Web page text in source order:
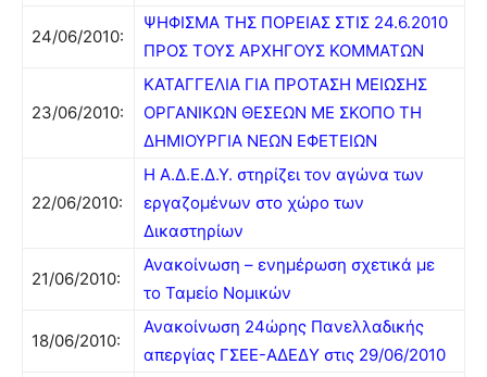
24/06/2010:
ΨΗΦΙΣΜΑ ΤΗΣ ΠΟΡΕΙΑΣ ΣΤΙΣ 24.6.2010
ΠΡΟΣ ΤΟΥΣ ΑΡΧΗΓΟΥΣ ΚΟΜΜΑΤΩΝ
23/06/2010:
ΚΑΤΑΓΓΕΛΙΑ ΓΙΑ ΠΡΟΤΑΣΗ ΜΕΙΩΣΗΣ
ΟΡΓΑΝΙΚΩΝ ΘΕΣΕΩΝ ΜΕ ΣΚΟΠΟ ΤΗ
ΔΗΜΙΟΥΡΓΙΑ ΝΕΩΝ ΕΦΕΤΕΙΩΝ
22/06/2010:
Η Α.Δ.Ε.Δ.Υ. στηρίζει τον αγώνα των
εργαζομένων στο χώρο των
Δικαστηρίων
21/06/2010:
Ανακοίνωση – ενημέρωση σχετικά με
το Ταμείο Νομικών
18/06/2010:
Ανακοίνωση 24ώρης Πανελλαδικής
απεργίας ΓΣΕΕ-ΑΔΕΔΥ στις 29/06/2010